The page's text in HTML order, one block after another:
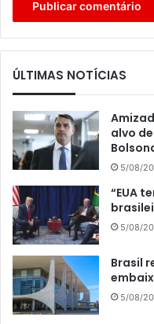
ÚLTIMAS NOTÍCIAS
alvo
5/08/
“EUA
5/08/
Brasil
5/08/